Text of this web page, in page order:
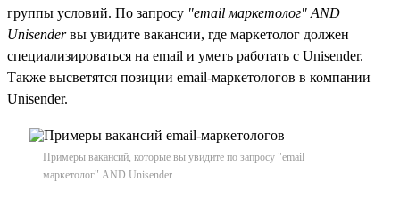
группы условий. По запросу "email маркетолог" AND
Unisenderвы увидите вакансии, где маркетолог должен
специализироваться на email и уметь работать с Unisender.
Также высветятся позиции email-маркетологов в компании
Unisender.
Примеры вакансий, которые вы увидите по запросу "email
маркетолог" AND Unisender